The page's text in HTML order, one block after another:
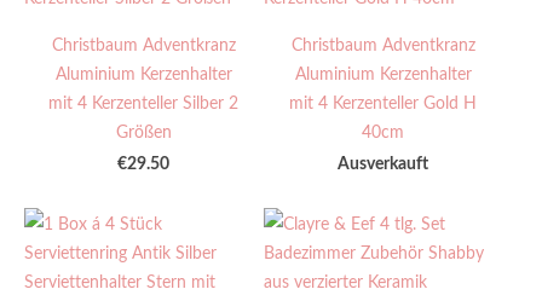
Christbaum Adventkranz
Aluminium Kerzenhalter
mit 4 Kerzenteller Silber 2
Größen
€29.50
Christbaum Adventkranz
Aluminium Kerzenhalter
mit 4 Kerzenteller Gold H
40cm
Ausverkauft